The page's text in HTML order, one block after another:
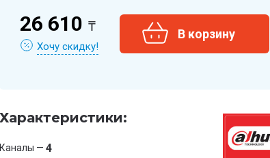
26 610 ₸
Хочу скидку!
Характеристики:
Каналы — 4